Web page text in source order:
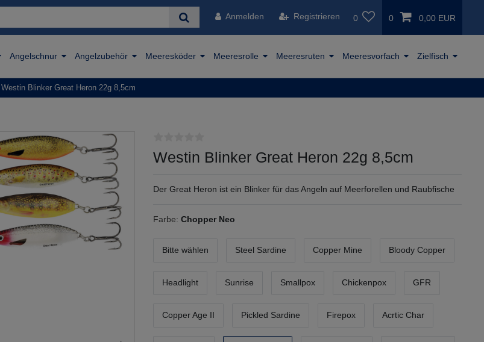
Anmelden Registrieren 0 0 0,00 EUR
Angelschnur Angelzubehör Meeresköder Meeresrolle Meeresruten Meeresvorfach Zielfisch
Westin Blinker Great Heron 22g 8,5cm
Westin Blinker Great Heron 22g 8,5cm
Der Great Heron ist ein Blinker für das Angeln auf Meerforellen und Raubfische
Farbe: Chopper Neo
Bitte wählen Steel Sardine Copper Mine Bloody Copper
Headlight Sunrise Smallpox Chickenpox GFR
Copper Age II Pickled Sardine Firepox Acrtic Char